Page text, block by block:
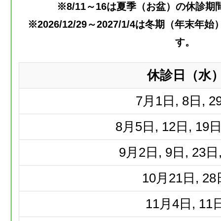
※8/11～16は夏季（お盆）の休診期
※2026/12/29～2027/1/4は冬期（年末年始
す。
休診日（水
7月 1日, 8日,
8月 5日, 12日, 19
9月 2日, 9日, 23
10月 21日, 28
11月 4日, 11